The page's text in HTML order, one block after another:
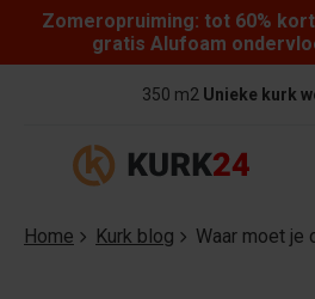
Skip to content
Zomeropruiming: tot 60%
gratis Alufoam
350 m2 Unieke kurk
Home Kurk blog Waar moet je